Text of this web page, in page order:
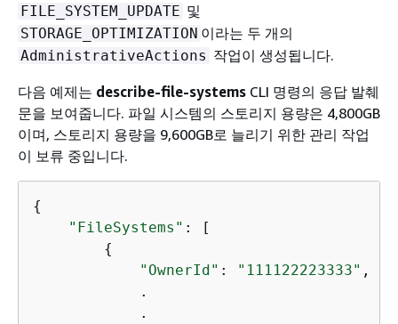
FILE_SYSTEM_UPDATE 및
STORAGE_OPTIMIZATION 이라는 두 개의
AdministrativeActions 작업이 생성됩니다.
다음 예제는 describe-file-systems CLI 명령의 응답 발췌
문을 보여줍니다. 파일 시스템의 스토리지 용량은 4,800GB
이며, 스토리지 용량을 9,600GB로 늘리기 위한 관리 작업
이 보류 중입니다.
{
"FileSystems" : [
{
"OwnerId" : "111122223333" ,
            .
            .